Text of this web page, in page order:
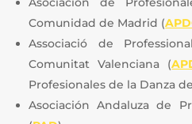
Comunidad de Madrid (
Associació de
Comunitat Valenciana (
Profesionales de la Danza
Asociación Andaluza de